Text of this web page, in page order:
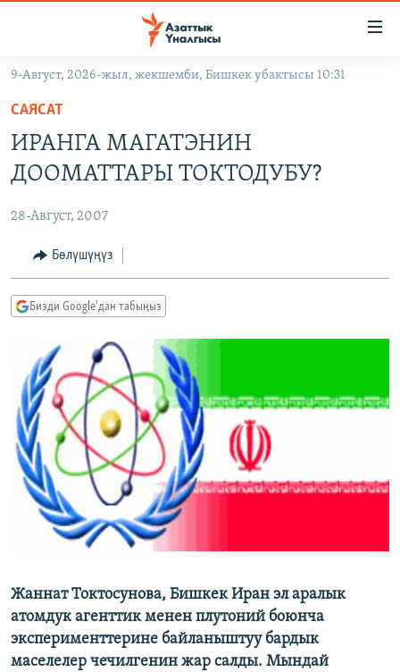
Навигацияга
өтүңүз
Издөөгө
салыңыз
ЭКОНОМИКА
МАДАНИЯТ
БОРБОР АЗИЯ
АТАЙЫН ИЛИКТӨӨ
ТВ ПРОГРАММАЛАР
ЭКСПЕРТТЕР ТАЛДАЙТ
БИЗ ЖАНА ДҮЙНӨ
ДАНИСТЕ
ЭЖЕ-СИҢДИЛЕР
АЗАТТЫК+
ЫҢГАЙСЫЗ СУРООЛОР
ӨЗГӨЧӨ ПИКИР
Русский
ОНЛАЙН ШЕРИНЕ
ЭЕ/АРнун бардык сайттары
9-Август, 2026-жыл, жекшемби, Бишкек убактысы 10:31
САЯСАТ
ИРАНГА МАГАТЭНИН
ДООМАТТАРЫ ТОКТОДУБУ?
28-Август, 2007
Бөлүшүңүз
Бизди Google'дан табыңыз
Жаннат Токтосунова, Бишкек Иран эл аралык
атомдук агенттик менен плутоний боюнча
экcперименттерине байланыштуу бардык
маселелер чечилгенин жар салды. Мындай